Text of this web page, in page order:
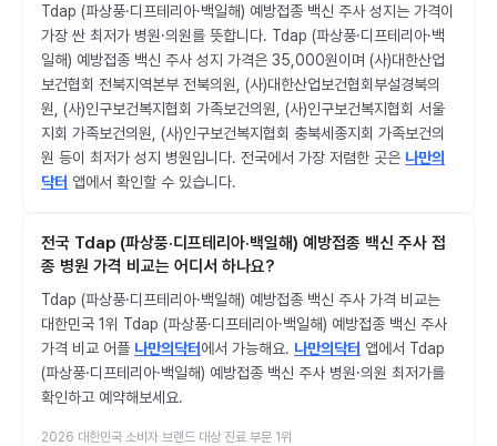
Tdap (파상풍·디프테리아·백일해) 예방접종 백신 주사 성지는 가격이
가장 싼 최저가 병원·의원를 뜻합니다. Tdap (파상풍·디프테리아·백
일해) 예방접종 백신 주사 성지 가격은 35,000원이며 (사)대한산업
보건협회 전북지역본부 전북의원, (사)대한산업보건협회부설경북의
원, (사)인구보건복지협회 가족보건의원, (사)인구보건복지협회 서울
지회 가족보건의원, (사)인구보건복지협회 충북세종지회 가족보건의
원 등이 최저가 성지 병원입니다. 전국에서 가장 저렴한 곳은 나만의
닥터 앱에서 확인할 수 있습니다.
전국 Tdap (파상풍·디프테리아·백일해) 예방접종 백신 주사 접
종 병원 가격 비교는 어디서 하나요?
Tdap (파상풍·디프테리아·백일해) 예방접종 백신 주사 가격 비교는
대한민국 1위 Tdap (파상풍·디프테리아·백일해) 예방접종 백신 주사
가격 비교 어플 나만의닥터에서 가능해요. 나만의닥터 앱에서 Tdap
(파상풍·디프테리아·백일해) 예방접종 백신 주사 병원·의원 최저가를
확인하고 예약해보세요.
2026 대한민국 소비자 브랜드 대상 진료 부문 1위